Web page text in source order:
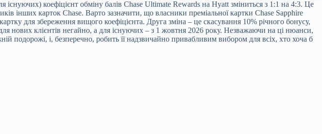
коефіцієнт обміну балів Chase Ultimate Rewards на Hyatt зміниться з 1:1 на 4:3. Це
інших карток Chase. Варто зазначити, що власники преміальної картки Chase Sapphire
для збереження вищого коефіцієнта. Друга зміна – це скасування 10% річного бонусу,
нових клієнтів негайно, а для існуючих – з 1 жовтня 2026 року. Незважаючи на ці нюанси,
подорожі, і, безперечно, робить її надзвичайно привабливим вибором для всіх, хто хоча б